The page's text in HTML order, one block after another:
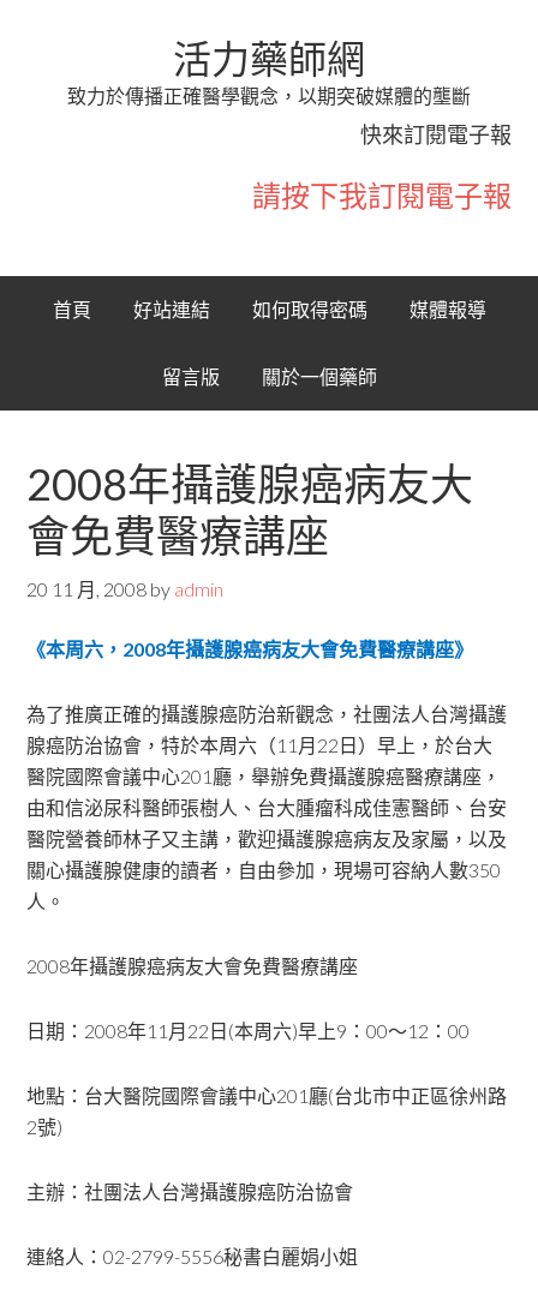
活力藥師網
致力於傳播正確醫學觀念，以期突破媒體的壟斷
快來訂閱電子報
請按下我訂閱電子報
首頁 好站連結 如何取得密碼 媒體報導
留言版 關於一個藥師
2008年攝護腺癌病友大
會免費醫療講座
20 11 月, 2008 by admin
《本周六 ， 2008年攝護腺癌病友大會免費醫療講座》
為了推廣正確的攝護腺癌防治新觀念，社團法人台灣攝護
腺癌防治協會，特於本周六（11月22日）早上，於台大
醫院國際會議中心201廳，舉辦免費攝護腺癌醫療講座，
由和信泌尿科醫師張樹人、台大腫瘤科成佳憲醫師、台安
醫院營養師林子又主講，歡迎攝護腺癌病友及家屬，以及
關心攝護腺健康的讀者，自由參加，現場可容納人數350
人。
2008年攝護腺癌病友大會免費醫療講座
日期：2008年11月22日(本周六)早上9：00～12：00
地點：台大醫院國際會議中心201廳(台北市中正區徐州路
2號)
主辦：社團法人台灣攝護腺癌防治協會
連絡人：02-2799-5556秘書白麗娟小姐